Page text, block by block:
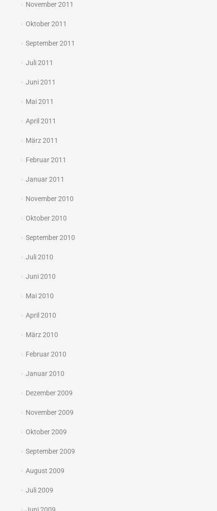
November 2011
Oktober 2011
September 2011
Juli 2011
Juni 2011
Mai 2011
April 2011
März 2011
Februar 2011
Januar 2011
November 2010
Oktober 2010
September 2010
Juli 2010
Juni 2010
Mai 2010
April 2010
März 2010
Februar 2010
Januar 2010
Dezember 2009
November 2009
Oktober 2009
September 2009
August 2009
Juli 2009